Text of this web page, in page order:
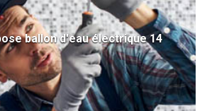
ballon d'eau électrique 14